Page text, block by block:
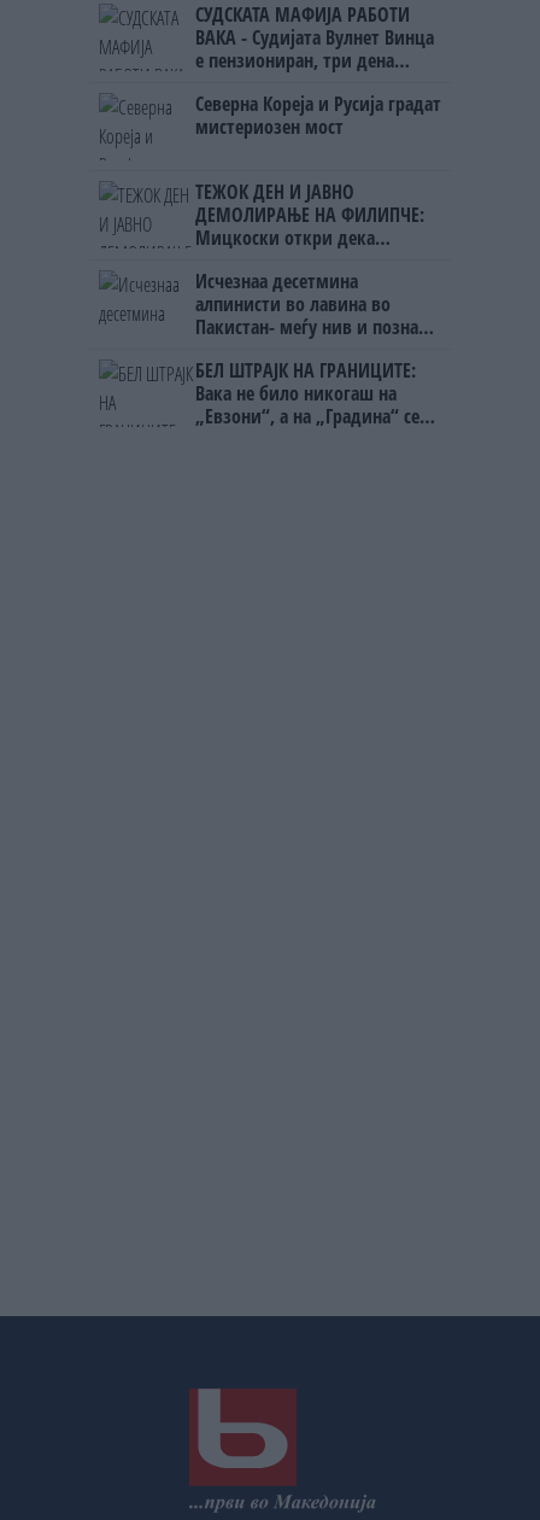
СУДСКАТА МАФИЈА РАБОТИ
ВАКА - Судијата Вулнет Винца
е пензиониран, три дена
на бизнисменот Марковски
Северна Кореја и Русија градат
мистериозен мост
ТЕЖОК ДЕН И ЈАВНО
ДЕМОЛИРАЊЕ НА ФИЛИПЧЕ:
Мицкоски откри дека
ништо, освен за кеш
Исчезнаа десетмина
алпинисти во лавина во
Пакистан- меѓу нив и познат
БЕЛ ШТРАЈК НА ГРАНИЦИТЕ:
Вака не било никогаш на
„Евзони“, а на „Градина“ се